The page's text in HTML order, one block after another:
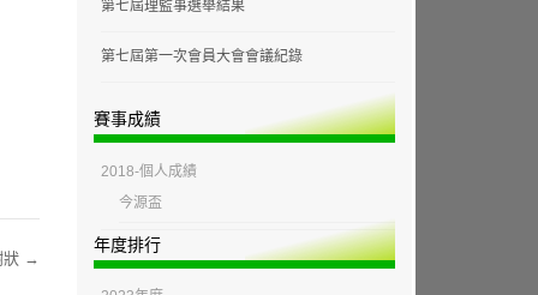
狀 →
第七屆理監事選舉結果
第七屆第一次會員大會會議紀錄
賽事成績
2018-個人成績
今源盃
年度排行